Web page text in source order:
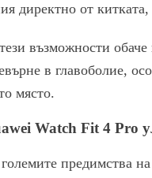
директно от
възможности обаче
в главоболие,
място.
Watch Fit 4 Pro
предимства